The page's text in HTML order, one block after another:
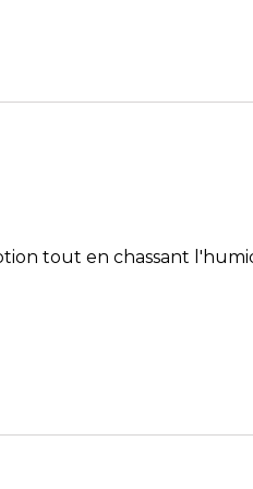
tout en chassant